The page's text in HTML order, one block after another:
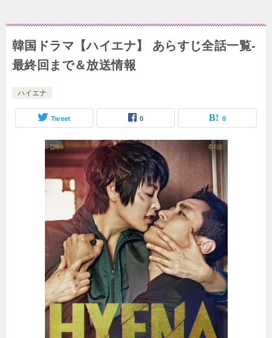
韓国ドラマ【ハイエナ】 あらすじ全話一覧-
最終回まで＆放送情報
ハイエナ
Tweet 0 0